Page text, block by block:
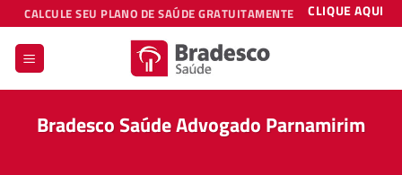
Skip
to
content
CALCULE SEU PLANO DE SAÚDE GRATUITAMENTE CLIQUE AQUI
Bradesco Saúde Advogado Parnamirim